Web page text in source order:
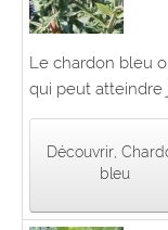
Le chardon bleu
qui peut atteindre
Découvrir,
bleu